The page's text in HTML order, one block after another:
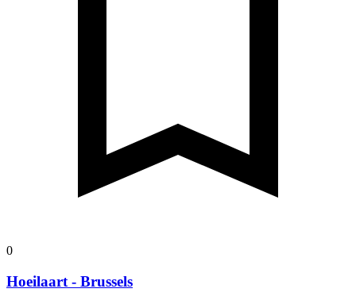
0
Hoeilaart - Brussels